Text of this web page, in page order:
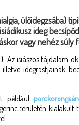
ülőidegzsába)
ideg
vagy nehéz súly
Az isiászos fájdalom
illetve idegrostjainak
például
területén kialakult